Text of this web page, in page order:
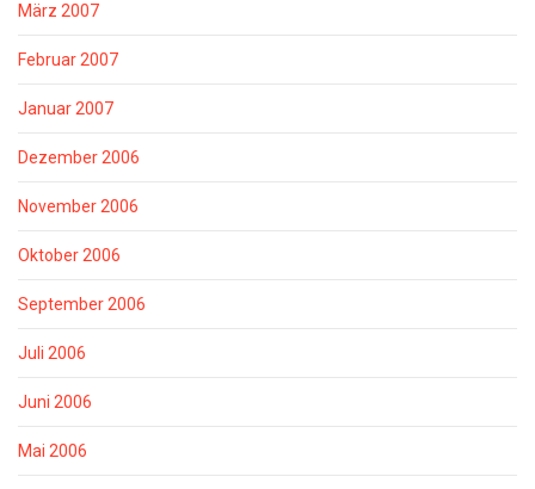
März 2007
Februar 2007
Januar 2007
Dezember 2006
November 2006
Oktober 2006
September 2006
Juli 2006
Juni 2006
Mai 2006